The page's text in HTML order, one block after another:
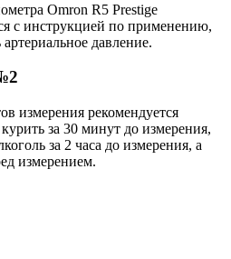
Omron R5 Prestige
с инструкцией по применению,
давление.
измерения рекомендуется
за 30 минут до измерения,
за 2 часа до измерения, а
измерением.